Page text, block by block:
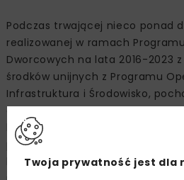
Podczas trwającej nieco ponad
realizowanej w ramach
Dworcowych na lata 2016-2023
środków unijnych z Programu
Infrastruktura i Środowisko,
dworzec przeszedł prawdziwą
budynku przywrócono ceglany
parterową, w której mieściła się
kolejowa, odbudowano od
Twoja prywatność jest dla